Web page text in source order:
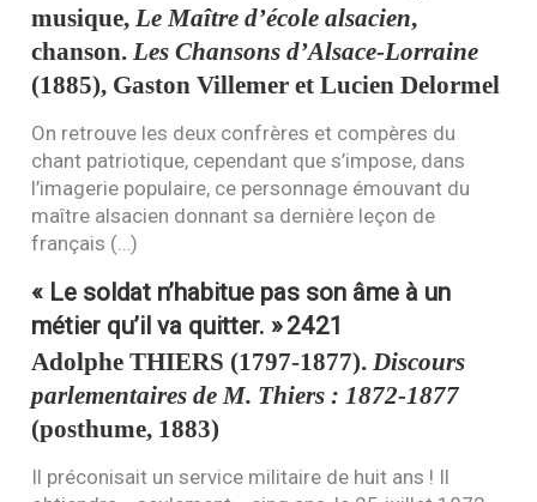
musique, Le Maître d’école alsacien,
chanson. Les Chansons d’Alsace-Lorraine
(1885), Gaston Villemer et Lucien Delormel
On retrouve les deux confrères et compères du
chant patriotique, cependant que s’impose, dans
l’imagerie populaire, ce personnage émouvant du
maître alsacien donnant sa dernière leçon de
français (…)
« Le soldat n’habitue pas son âme à un
métier qu’il va quitter. »2421
AdolpheTHIERS (1797-1877).Discours
parlementaires de M. Thiers : 1872-1877
(posthume, 1883)
Il préconisait un service militaire de huit ans ! Il